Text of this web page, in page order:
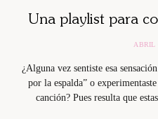
Una playlist para
ABRIL
¿Alguna vez sentiste esa
por la espalda” o
canción? Pues resulta que